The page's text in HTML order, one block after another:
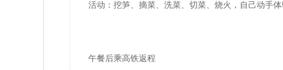
活动：挖笋、摘菜、洗菜、切菜、烧火，自己动手
午餐后乘高铁返程